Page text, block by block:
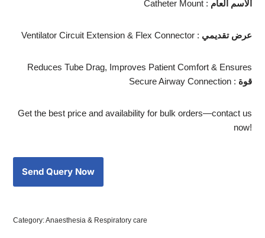
Catheter Mount : الاسم العام
Ventilator Circuit Extension & Flex Connector : عرض تقديمي
Reduces Tube Drag, Improves Patient Comfort & Ensures
Secure Airway Connection : قوة
Get the best price and availability for bulk orders—contact us
now!
Category:Anaesthesia & Respiratory care